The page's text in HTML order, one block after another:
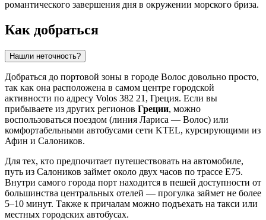
романтического завершения дня в окружении морского бриза.
Как добраться
Нашли неточность?
Добраться до портовой зоны в городе Волос довольно просто,
так как она расположена в самом центре городской
активности по адресу Volos 382 21, Греция. Если вы
прибываете из других регионов Греции, можно
воспользоваться поездом (линия Лариса — Волос) или
комфортабельными автобусами сети KTEL, курсирующими из
Афин и Салоников.
Для тех, кто предпочитает путешествовать на автомобиле,
путь из Салоников займет около двух часов по трассе E75.
Внутри самого города порт находится в пешей доступности от
большинства центральных отелей — прогулка займет не более
5–10 минут. Также к причалам можно подъехать на такси или
местных городских автобусах.